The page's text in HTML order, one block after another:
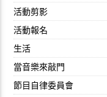
活動剪影
活動報名
生活
當音樂來敲門
節目自律委員會